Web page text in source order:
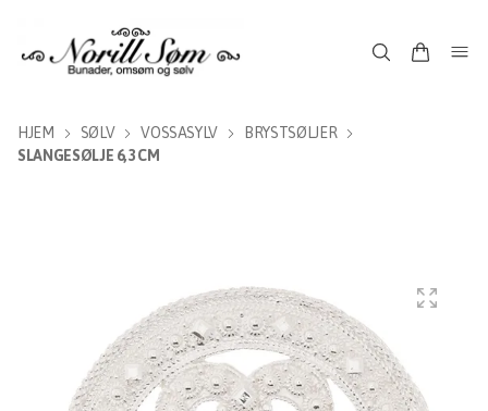
HJEM SØLV VOSSASYLV
BRYSTSØLJER
SLANGESØLJE 6,3 CM